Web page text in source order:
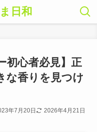
日和
初心者必見】正
な香りを見つけ
年7月20日 2026年4月21日